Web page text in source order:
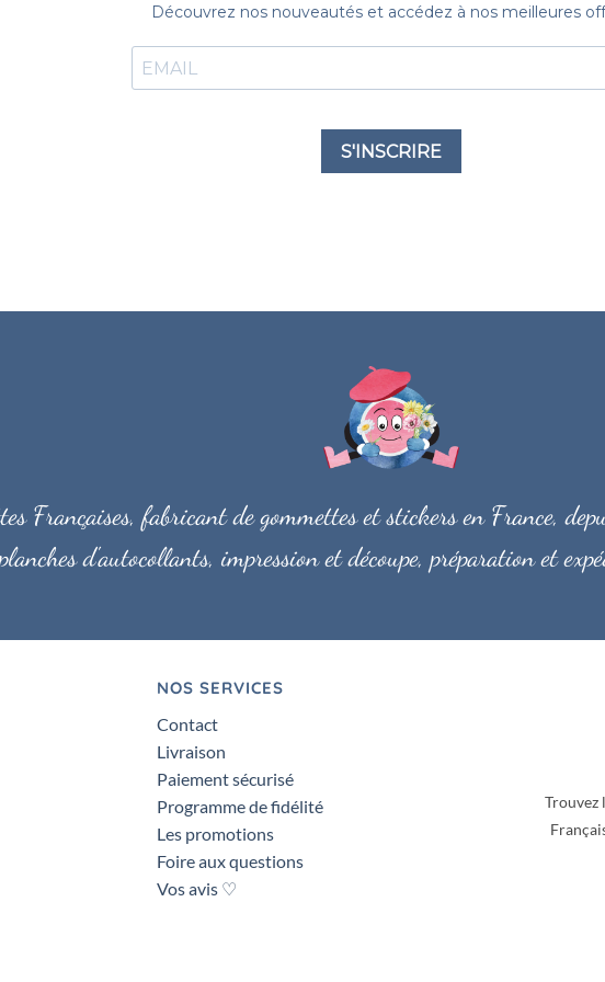
Françaises, fabricant de gommettes et stickers en France,
d'autocollants, impression et découpe, préparation et
NOS SERVICES
Contact
Livraison
Paiement sécurisé
Programme de fidélité
Les promotions
Foire aux questions
Vos avis ♡
Trouvez